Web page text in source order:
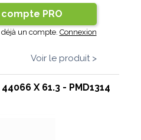
PRO
déjà un compte. Connexion
Voir le produit >
X 61.3 - PMD1314